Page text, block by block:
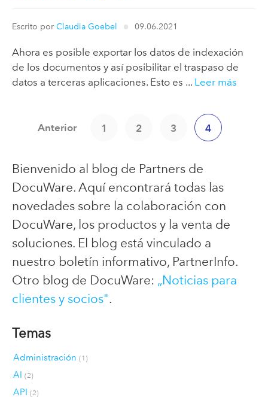
Escrito por Claudia Goebel 09.06.2021
Ahora es posible exportar los datos de indexación
de los documentos y así posibilitar el traspaso de
datos a terceras aplicaciones. Esto es ... Leer más
Anterior 1 2 3 4
Bienvenido al blog de Partners de
DocuWare. Aquí encontrará todas las
novedades sobre la colaboración con
DocuWare, los productos y la venta de
soluciones. El blog está vinculado a
nuestro boletín informativo, PartnerInfo.
Otro blog de DocuWare: „Noticias para
clientes y socios".
Temas
Administración (1)
AI (2)
API (2)